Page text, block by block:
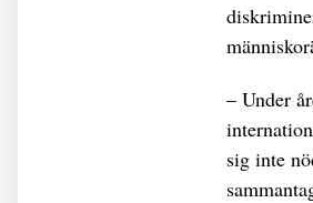
– Under
sig inte